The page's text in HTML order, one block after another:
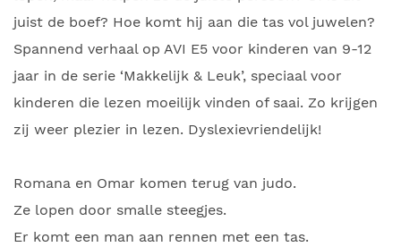
juist de boef? Hoe komt hij aan die tas vol juwelen?
Spannend verhaal op AVI E5 voor kinderen van 9-12
jaar in de serie ‘Makkelijk & Leuk’, speciaal voor
kinderen die lezen moeilijk vinden of saai. Zo krijgen
zij weer plezier in lezen. Dyslexievriendelijk!
Romana en Omar komen terug van judo.
Ze lopen door smalle steegjes.
Er komt een man aan rennen met een tas.